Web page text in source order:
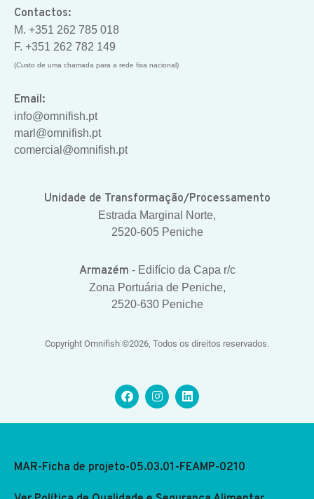
Contactos:
M. +351 262 785 018
F. +351 262 782 149
(Custo de uma chamada para a rede fixa nacional)
Email:
info@omnifish.pt
marl@omnifish.pt
comercial@omnifish.pt
Unidade de Transformação/Processamento
Estrada Marginal Norte,
2520-605 Peniche
Armazém - Edifício da Capa r/c
Zona Portuária de Peniche,
2520-630 Peniche
Copyright Omnifish ©2026, Todos os direitos reservados.
MAR-Ficha de projeto-05.03.01-FEAMP-0210